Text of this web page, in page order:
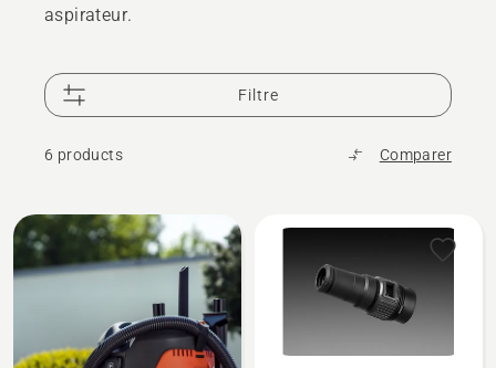
aspirateur.
Filtre
6 products Comparer
Tous
les